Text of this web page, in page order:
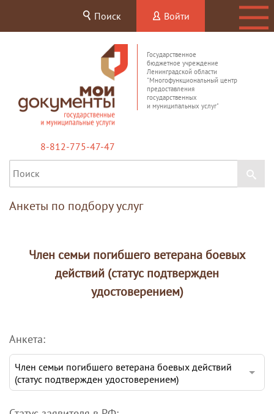
Поиск Войти
Государственное
бюджетное учреждение
Ленинградской области
"Многофункциональный центр
предоставления
государственных
и муниципальных услуг"
8-812-775-47-47
Анкеты по подбору услуг
Член семьи погибшего ветерана боевых
действий (статус подтвержден
удостоверением)
Анкета:
Член семьи погибшего ветерана боевых действий
(статус подтвержден удостоверением)